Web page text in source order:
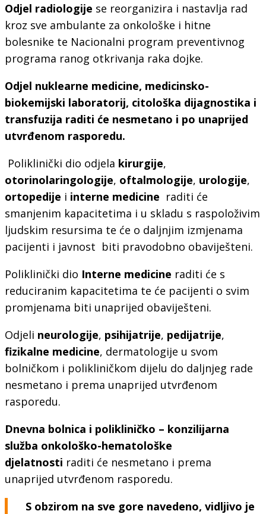
Odjel radiologije se reorganizira i nastavlja rad
kroz sve ambulante za onkološke i hitne
bolesnike te Nacionalni program preventivnog
programa ranog otkrivanja raka dojke.
Odjel nuklearne medicine, medicinsko-
biokemijski laboratorij, citološka dijagnostika i
transfuzija raditi će nesmetano i po unaprijed
utvrđenom rasporedu.
Poliklinički dio odjela kirurgije,
otorinolaringologije, oftalmologije, urologije,
ortopedije i interne medicine raditi će
smanjenim kapacitetima i u skladu s raspoloživim
ljudskim resursima te će o daljnjim izmjenama
pacijenti i javnost biti pravodobno obaviješteni.
Poliklinički dio Interne medicine raditi će s
reduciranim kapacitetima te će pacijenti o svim
promjenama biti unaprijed obaviješteni.
Odjeli neurologije, psihijatrije, pedijatrije,
fizikalne medicine, dermatologije u svom
bolničkom i polikliničkom dijelu do daljnjeg rade
nesmetano i prema unaprijed utvrđenom
rasporedu.
Dnevna bolnica i polikliničko – konzilijarna
služba onkološko-hematološke
djelatnosti raditi će nesmetano i prema
unaprijed utvrđenom rasporedu.
S obzirom na sve gore navedeno, vidljivo je